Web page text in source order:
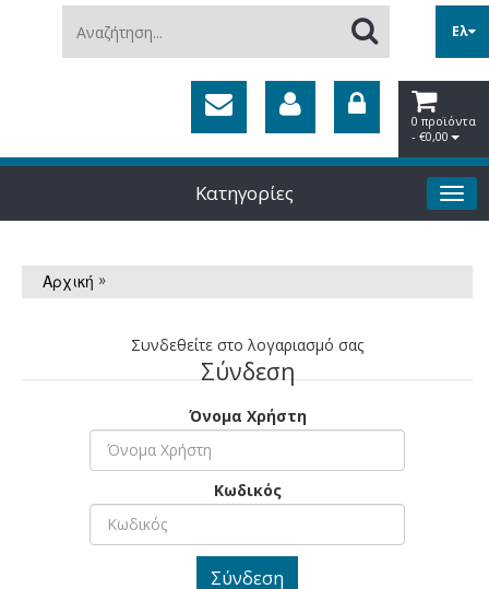
Αναζήτηση...
Ελ
0 προϊόντα
- €0,00
Κατηγορίες
Αρχική »
Συνδεθείτε στο λογαριασμό σας
Σύνδεση
Όνομα Χρήστη
Κωδικός